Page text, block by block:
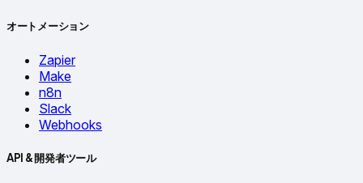
オートメーション
Zapier
Make
n8n
Slack
Webhooks
API & 開発者ツール